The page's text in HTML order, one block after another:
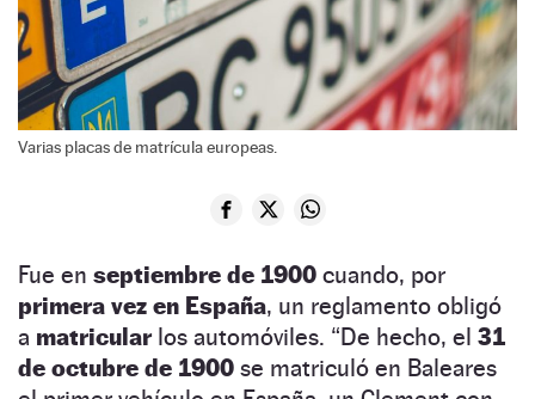
Varias placas de matrícula europeas.
Fue en septiembre de 1900 cuando, por
primera vez en España, un reglamento obligó
a matricular los automóviles. “De hecho, el 31
de octubre de 1900 se matriculó en Baleares